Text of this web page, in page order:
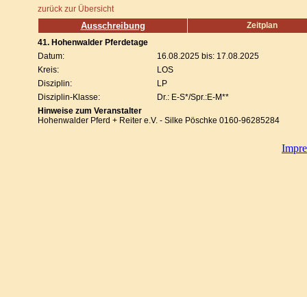
zurück zur Übersicht
Ausschreibung
Zeitplan
41. Hohenwalder Pferdetage
Datum:
16.08.2025 bis: 17.08.2025
Kreis:
LOS
Disziplin:
LP
Disziplin-Klasse:
Dr.: E-S*/Spr.:E-M**
Hinweise zum Veranstalter
Hohenwalder Pferd + Reiter e.V. - Silke Pöschke 0160-96285284